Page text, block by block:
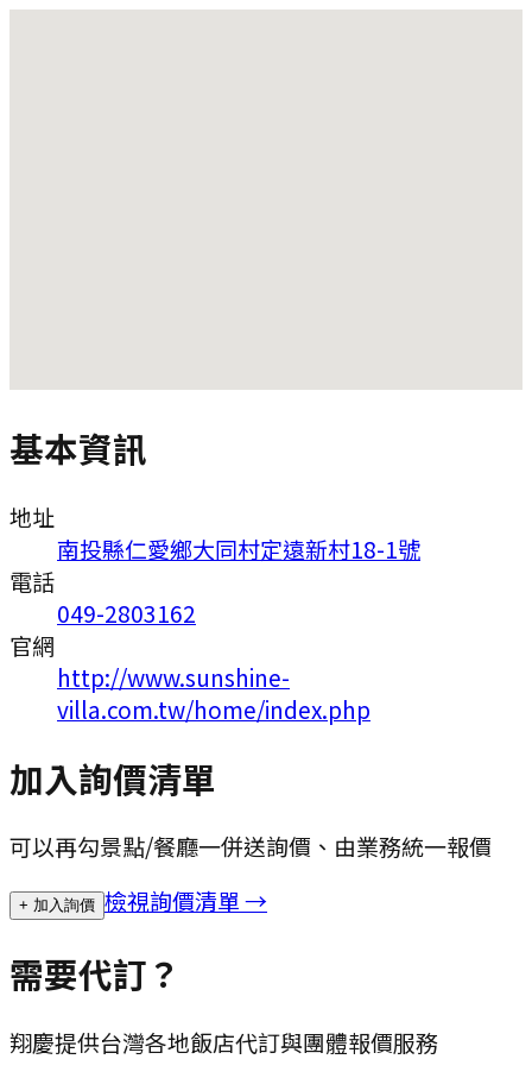
基本資訊
地址
南投縣仁愛鄉大同村定遠新村18-1號
電話
049-2803162
官網
http://www.sunshine-
villa.com.tw/home/index.php
加入詢價清單
可以再勾景點/餐廳一併送詢價、由業務統一報價
+ 加入詢價 檢視詢價清單 →
需要代訂？
翔慶提供台灣各地飯店代訂與團體報價服務